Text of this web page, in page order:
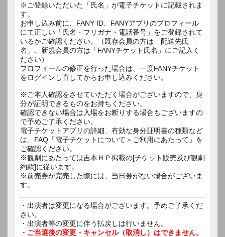
※ご登録いただいた「氏名」が電子チケットに記載されま
す。
お申し込み前に、FANY ID、FANYアプリのプロフィール
にて正しい「氏名・フリガナ・電話番号」をご登録されて
いるかご確認ください。（既存会員の方は「配送先氏
名」、新規会員の方は「FANYチケット氏名」にご記入く
ださい）
プロフィールの修正を行った場合は、一度FANYチケット
をログインし直してからお申し込みください。
※ご本人確認をさせていただく場合がございますので、身
分が証明できるものをお持ちください。
確認できない場合は入場をお断りする場合もございますの
で予めご了承ください。
電子チケットアプリの詳細、有効な身分証明書の種類など
は、FAQ「電子チケットについて＞ご利用にあたって」を
ご確認ください。
※観劇にあたっては吉本ＨＰ掲載の[チケット販売及び観劇
約款]に従います。
※前売券が完売した際には、当日券がない場合がございま
す。
・出演者は変更になる場合がございます。予めご了承くだ
さい。
・出演者等の変更に伴う払戻しは行いません。
・ご当選後の変更・キャンセル（取消し）はできません。